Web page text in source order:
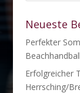
Neueste
Perfekter
Erfolgreicher
Herrsching/